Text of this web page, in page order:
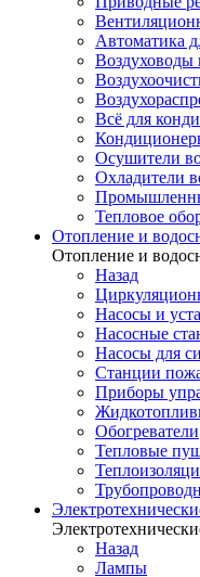
Автоматика
Воздуховоды
Всё для
Осушители
Охладители
Тепловое
Отопление и
Отопление и
Назад
Насосы и
Насосные
Насосы для
Станции
Приборы
Обогреватели
Тепловые
Назад
Лампы